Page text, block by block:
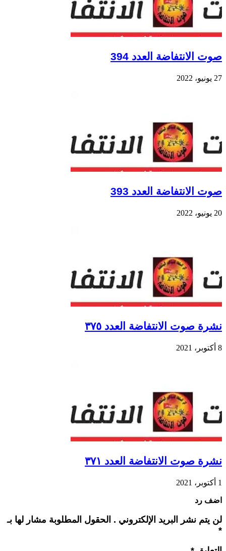
صوت الانتفاضة العدد 394
27 يونيو، 2022
صوت الانتفاضة العدد 393
20 يونيو، 2022
نشرة صوت الانتفاضة العدد ٣٧٥
8 أكتوبر، 2021
نشرة صوت الانتفاضة العدد ٣٧١
1 أكتوبر، 2021
اضف رد
لن يتم نشر البريد الإلكتروني . الحقول المطلوبة مشار لها بـ
*